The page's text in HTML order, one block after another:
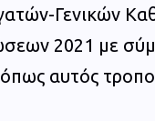
Γενικών
2021 με
αυτός